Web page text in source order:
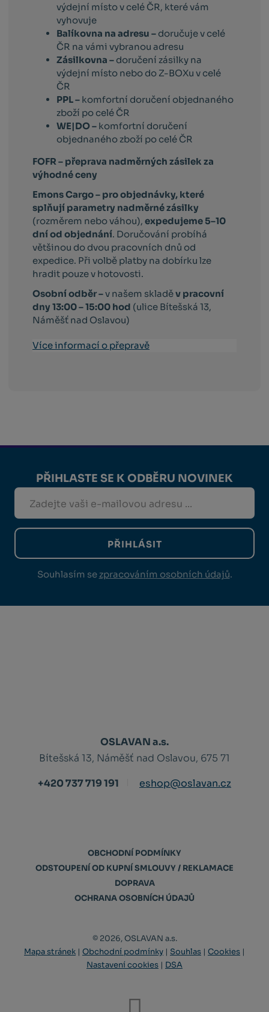
výdejní místo v celé ČR, které vám
vyhovuje
Balíkovna na adresu – doručuje v celé
ČR na vámi vybranou adresu
Zásilkovna – doručení zásilky na
výdejní místo nebo do Z-BOXu v celé
ČR
PPL – komfortní doručení objednaného
zboží po celé ČR
WE|DO – komfortní doručení
objednaného zboží po celé ČR
FOFR – přeprava nadměrných zásilek za
výhodné ceny
Emons Cargo – pro objednávky, které
splňují parametry nadměrné zásilky
(rozměrem nebo váhou),expedujeme 5–10
dní od objednání. Doručování probíhá
většinou do dvou pracovních dnů od
expedice. Při volbě platby na dobírku lze
hradit pouze v hotovosti.
Osobní odběr –v našem skladěv pracovní
dny 13:00 – 15:00 hod (ulice Bítešská 13,
Náměšť nad Oslavou)
Více informací o přepravě
PŘIHLASTE SE K ODBĚRU NOVINEK
PŘIHLÁSIT
Souhlasím se zpracováním osobních údajů.
OSLAVAN a.s.
Bítešská 13, Náměšť nad Oslavou, 675 71
+420 737 719 191
eshop@oslavan.cz
OBCHODNÍ PODMÍNKY
ODSTOUPENÍ OD KUPNÍ SMLOUVY / REKLAMACE
DOPRAVA
OCHRANA OSOBNÍCH ÚDAJŮ
© 2026, OSLAVAN a.s.
Mapa stránek | Obchodní podmínky | Souhlas | Cookies |
Nastavení cookies | DSA